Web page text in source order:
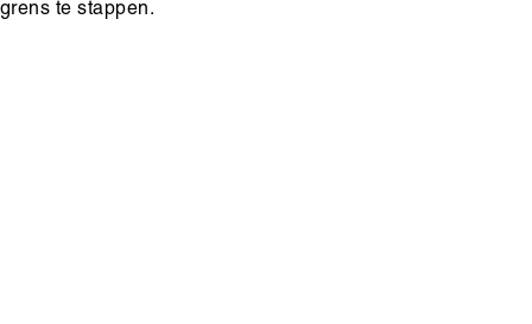
grens te stappen.